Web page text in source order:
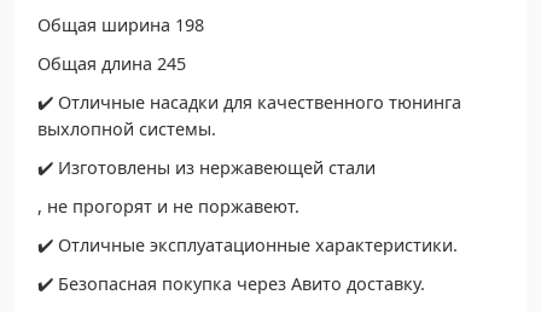
Общая ширина 198
Общая длина 245
✔️ Отличные насадки для качественного тюнинга
выхлопной системы.
✔️ Изготовлены из нержавеющей стали
, не прогорят и не поржавеют.
✔️ Отличные эксплуатационные характеристики.
✔️ Безопасная покупка через Авито доставку.